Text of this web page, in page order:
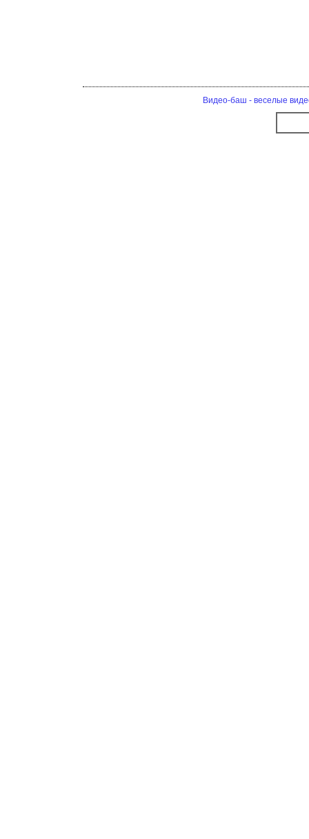
Видео-баш - веселые